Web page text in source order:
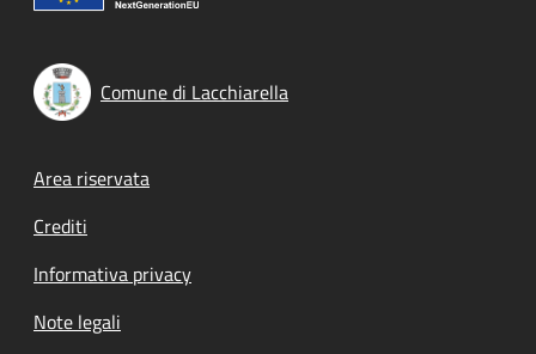
Comune di Lacchiarella
Footer menu
Area riservata
Crediti
Informativa privacy
Note legali